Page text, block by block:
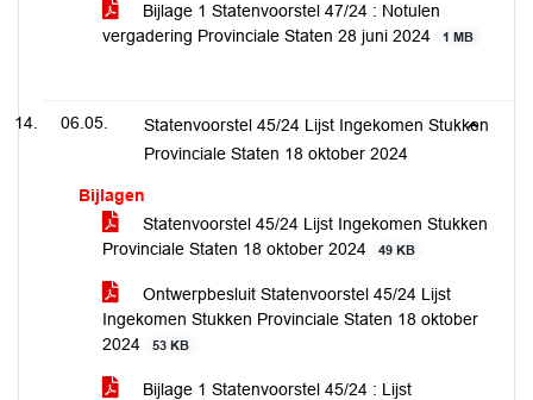
Bijlage 1 Statenvoorstel 47/24 : Notulen
vergadering Provinciale Staten 28 juni 2024
1 MB
06.05.
Statenvoorstel 45/24 Lijst Ingekomen Stukken
Provinciale Staten 18 oktober 2024
Bijlagen
Statenvoorstel 45/24 Lijst Ingekomen Stukken
Provinciale Staten 18 oktober 2024
49 KB
Ontwerpbesluit Statenvoorstel 45/24 Lijst
Ingekomen Stukken Provinciale Staten 18 oktober
2024
53 KB
Bijlage 1 Statenvoorstel 45/24 : Lijst